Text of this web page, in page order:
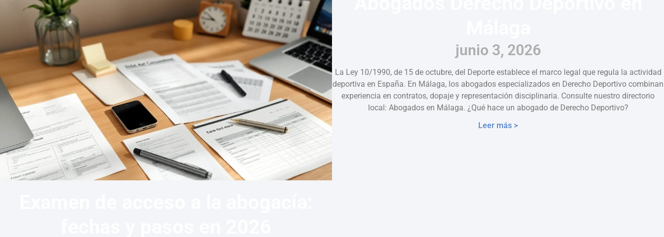
junio 3, 2026
La Ley 10/1990, de 15 de octubre, del Deporte establece el marco legal que regula la actividad
deportiva en España. En Málaga, los abogados especializados en Derecho Deportivo combinan
experiencia en contratos, dopaje y representación disciplinaria. Consulte nuestro directorio
local: Abogados en Málaga. ¿Qué hace un abogado de Derecho Deportivo?
Leer más >